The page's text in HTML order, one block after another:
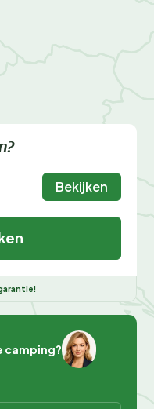
Bekijken
camping?